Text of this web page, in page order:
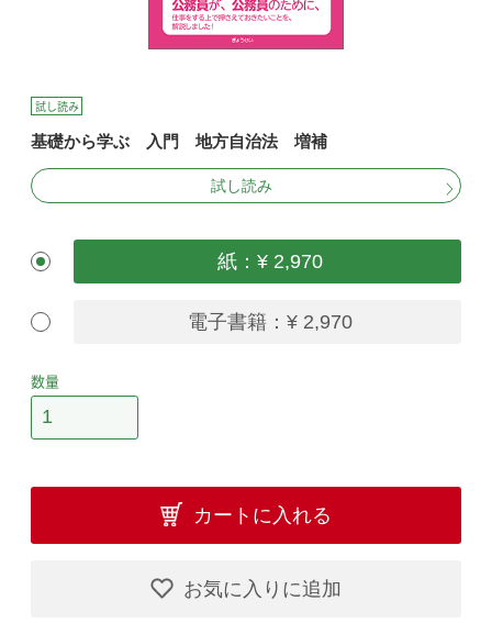
試し読み
基礎から学ぶ 入門 地方自治法 増補
試し読み
紙：¥ 2,970
電子書籍：¥ 2,970
数量
カートに入れる
お気に入りに追加